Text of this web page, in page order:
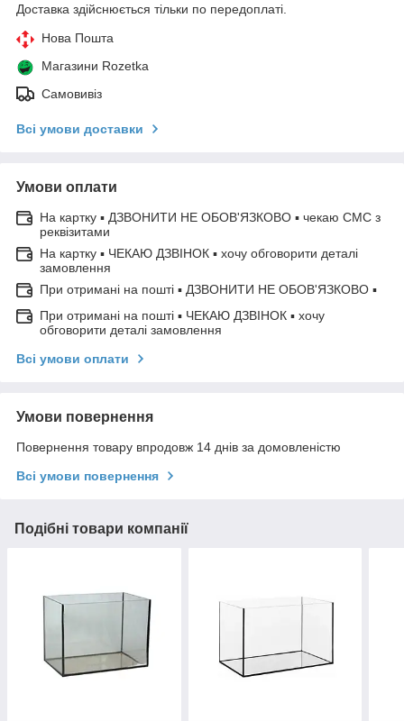
Доставка здійснюється тільки по передоплаті.
Нова Пошта
Магазини Rozetka
Самовивіз
Всі умови доставки
Умови оплати
На картку ▪ ДЗВОНИТИ НЕ ОБОВ'ЯЗКОВО ▪ чекаю СМС з
реквізитами
На картку ▪ ЧЕКАЮ ДЗВІНОК ▪ хочу обговорити деталі
замовлення
При отримані на пошті ▪ ДЗВОНИТИ НЕ ОБОВ'ЯЗКОВО ▪
При отримані на пошті ▪ ЧЕКАЮ ДЗВІНОК ▪ хочу
обговорити деталі замовлення
Всі умови оплати
Умови повернення
Повернення товару впродовж 14 днів за домовленістю
Всі умови повернення
Подібні товари компанії